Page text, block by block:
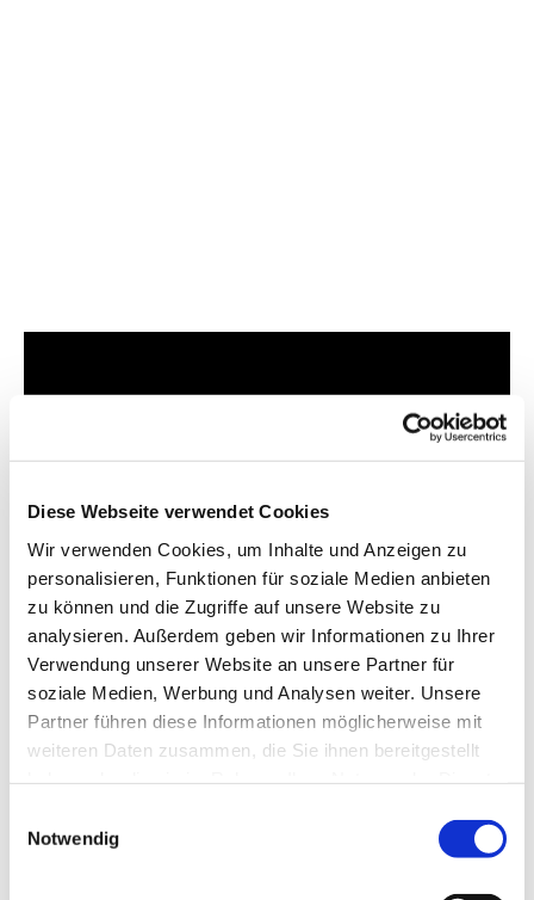
Diese Webseite verwendet Cookies
Wir verwenden Cookies, um Inhalte und Anzeigen zu
personalisieren, Funktionen für soziale Medien anbieten
zu können und die Zugriffe auf unsere Website zu
analysieren. Außerdem geben wir Informationen zu Ihrer
Verwendung unserer Website an unsere Partner für
soziale Medien, Werbung und Analysen weiter. Unsere
Partner führen diese Informationen möglicherweise mit
weiteren Daten zusammen, die Sie ihnen bereitgestellt
Notwendig
Dies könnte Sie auch